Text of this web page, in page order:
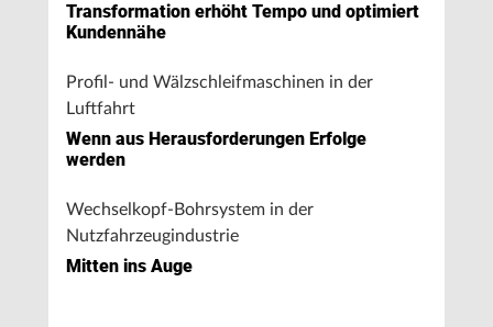
Transformation erhöht Tempo und optimiert
Kundennähe
Profil- und Wälzschleifmaschinen in der
Luftfahrt
Wenn aus Herausforderungen Erfolge
werden
Wechselkopf-Bohrsystem in der
Nutzfahrzeugindustrie
Mitten ins Auge